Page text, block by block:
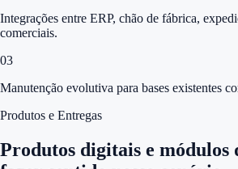
Integrações entre ERP, chão de fábrica,
comerciais.
03
Manutenção evolutiva para bases existentes
Produtos e Entregas
Produtos digitais e módulos